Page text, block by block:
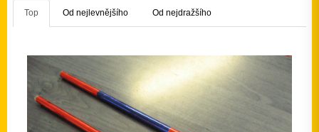
Top Od nejlevnějšího Od nejdražšího